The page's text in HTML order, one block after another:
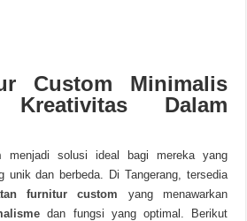
Custom Minimalis
Kreativitas Dalam
menjadi solusi ideal bagi mereka yang
unik dan berbeda. Di Tangerang, tersedia
furnitur custom
yang menawarkan
dan fungsi yang optimal. Berikut